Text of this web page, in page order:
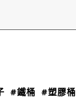
#鐵桶 #塑膠桶